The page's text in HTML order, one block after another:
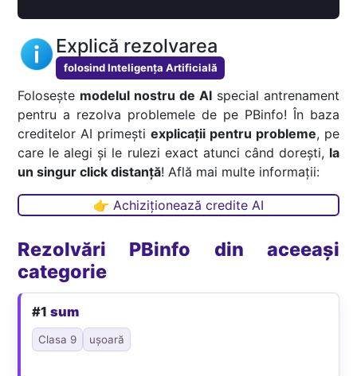
Explică rezolvarea
folosind Inteligența Artificială
Folosește modelul nostru de AIspecial antrenament
pentru a rezolva problemele de pe PBinfo! În baza
creditelor AI primești explicații pentru probleme, pe
care le alegi și le rulezi exact atunci când dorești, la
un singur click distanță! Află mai multe informații:
👉 Achiziționează credite AI
Rezolvări PBinfo din aceeași
categorie
#1sum
Clasa 9 ușoară